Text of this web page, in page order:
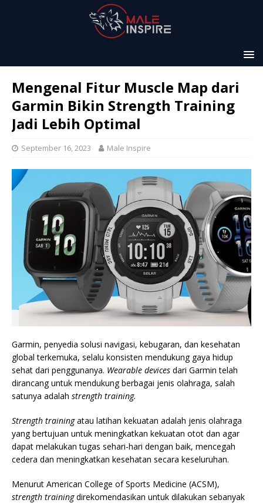
Mengenal Fitur Muscle Map dari
Garmin Bikin Strength Training
Jadi Lebih Optimal
September 16, 2023 Male Inspire
Garmin, penyedia solusi navigasi, kebugaran, dan kesehatan
global terkemuka, selalu konsisten mendukung gaya hidup
sehat dari penggunanya. Wearable devices dari Garmin telah
dirancang untuk mendukung berbagai jenis olahraga, salah
satunya adalah strength training.
Strength trainingatau latihan kekuatan adalah jenis olahraga
yang bertujuan untuk meningkatkan kekuatan otot dan agar
dapat melakukan tugas sehari-hari dengan baik, mencegah
cedera dan meningkatkan kesehatan secara keseluruhan.
Menurut American College of Sports Medicine (ACSM),
strength trainingdirekomendasikan untuk dilakukan sebanyak